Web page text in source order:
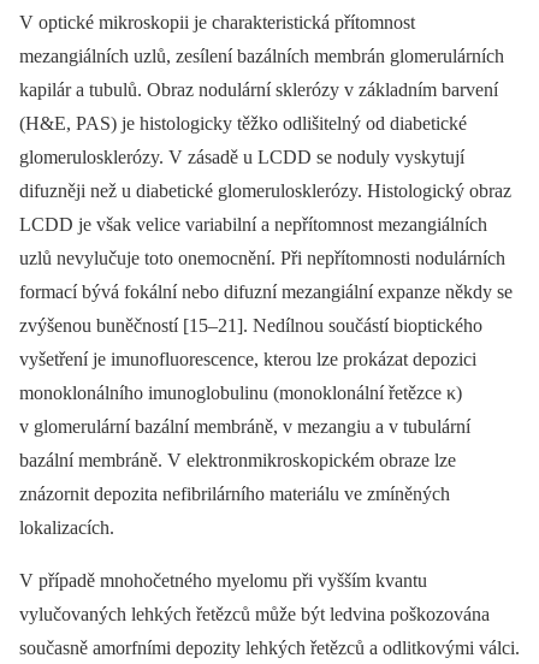
V optické mikroskopii je charakteristická přítomnost
mezangiálních uzlů, zesílení bazálních membrán glomerulárních
kapilár a tubulů. Obraz nodulární sklerózy v základním barvení
(H&E, PAS) je histologicky těžko odlišitelný od diabetické
glomerulosklerózy. V zásadě u LCDD se noduly vyskytují
difuzněji než u diabetické glomerulosklerózy. Histologický obraz
LCDD je však velice variabilní a nepřítomnost mezangiálních
uzlů nevylučuje toto onemocnění. Při nepřítomnosti nodulárních
formací bývá fokální nebo difuzní mezangiální expanze někdy se
zvýšenou buněčností [15–21]. Nedílnou součástí bio­ptického
vyšetření je imunofluorescence, kterou lze prokázat depozici
monoklonálního imunoglobulinu (monoklonální řetězce κ)
v glomerulární bazální membráně, v mezangiu a v tubulární
bazální membráně. V elektronmikroskopickém obraze lze
znázornit depozita nefibrilárního materiálu ve zmíněných
lokalizacích.
V případě mnohočetného myelomu při vyšším kvantu
vylučovaných lehkých řetězců může být ledvina poškozována
současně amorfními depozity lehkých řetězců a odlitkovými válci.